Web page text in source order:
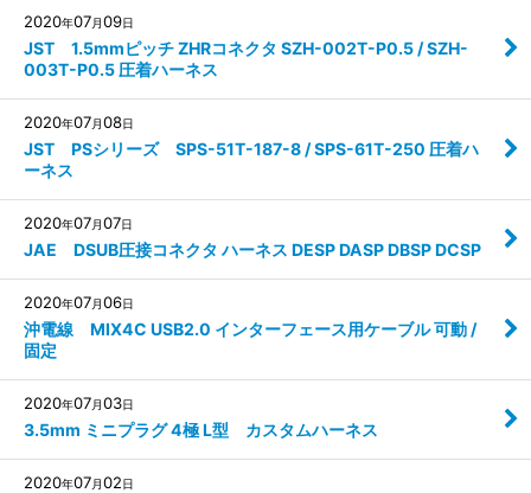
2020年07月09日
JST 1.5mmピッチ ZHRコネクタ SZH-002T-P0.5 / SZH-
003T-P0.5 圧着ハーネス
2020年07月08日
JST PSシリーズ SPS-51T-187-8 / SPS-61T-250 圧着ハ
ーネス
2020年07月07日
JAE DSUB圧接コネクタ ハーネス DESP DASP DBSP DCSP
2020年07月06日
沖電線 MIX4C USB2.0 インターフェース用ケーブル 可動 /
固定
2020年07月03日
3.5mm ミニプラグ 4極 L型 カスタムハーネス
2020年07月02日